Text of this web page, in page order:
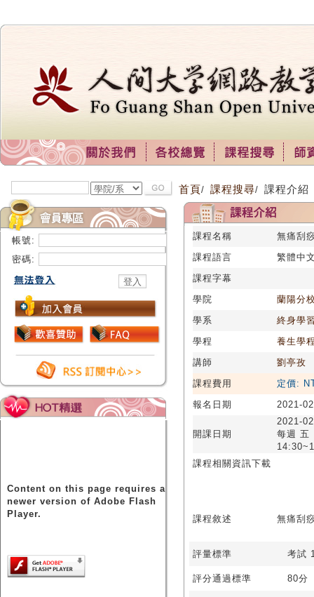
帳號:
密碼:
Content on this page requires a
newer version of Adobe Flash
Player.
首頁/ 課程搜尋/ 課程介紹
課程名稱
無痛刮
課程語言
繁體中
課程字幕
學院
蘭陽分
學系
終身學
學程
養生學
講師
劉亭孜
課程費用
定價:
報名日期
2021-
開課日期
2021-
每週 五
課程相關資訊下載
課程敘述 無痛刮
評量標準 考試
評分通過標準 80分